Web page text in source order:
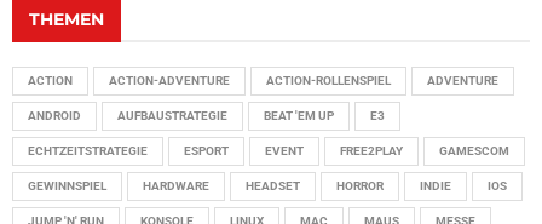
THEMEN
ACTION ACTION-ADVENTURE ACTION-ROLLENSPIEL ADVENTURE
ANDROID AUFBAUSTRATEGIE BEAT 'EM UP E3
ECHTZEITSTRATEGIE ESPORT EVENT FREE2PLAY GAMESCOM
GEWINNSPIEL HARDWARE HEADSET HORROR INDIE IOS
JUMP 'N' RUN KONSOLE LINUX MAC MAUS MESSE